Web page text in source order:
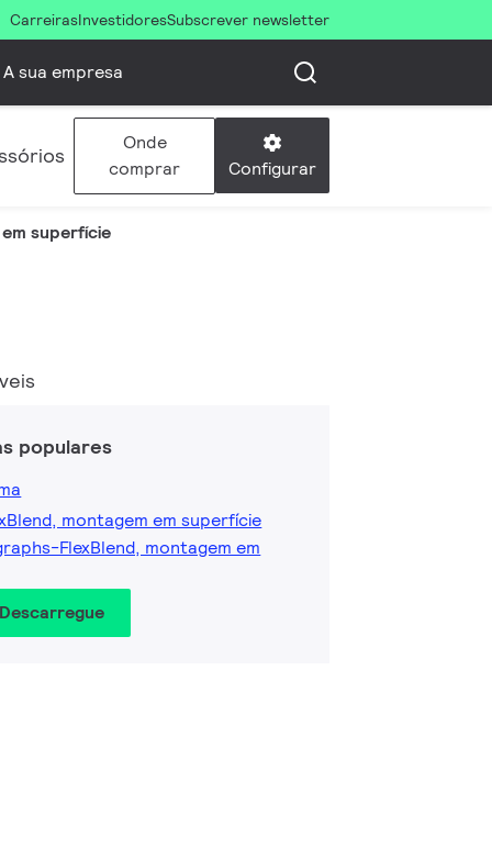
CarreirasInvestidoresSubscrever newsletter
A sua empresa
Onde
comprar
Configurar
superfície
populares
montagem em superfície
FlexBlend, montagem em